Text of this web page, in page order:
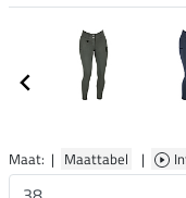
Maat: | Maattabel |